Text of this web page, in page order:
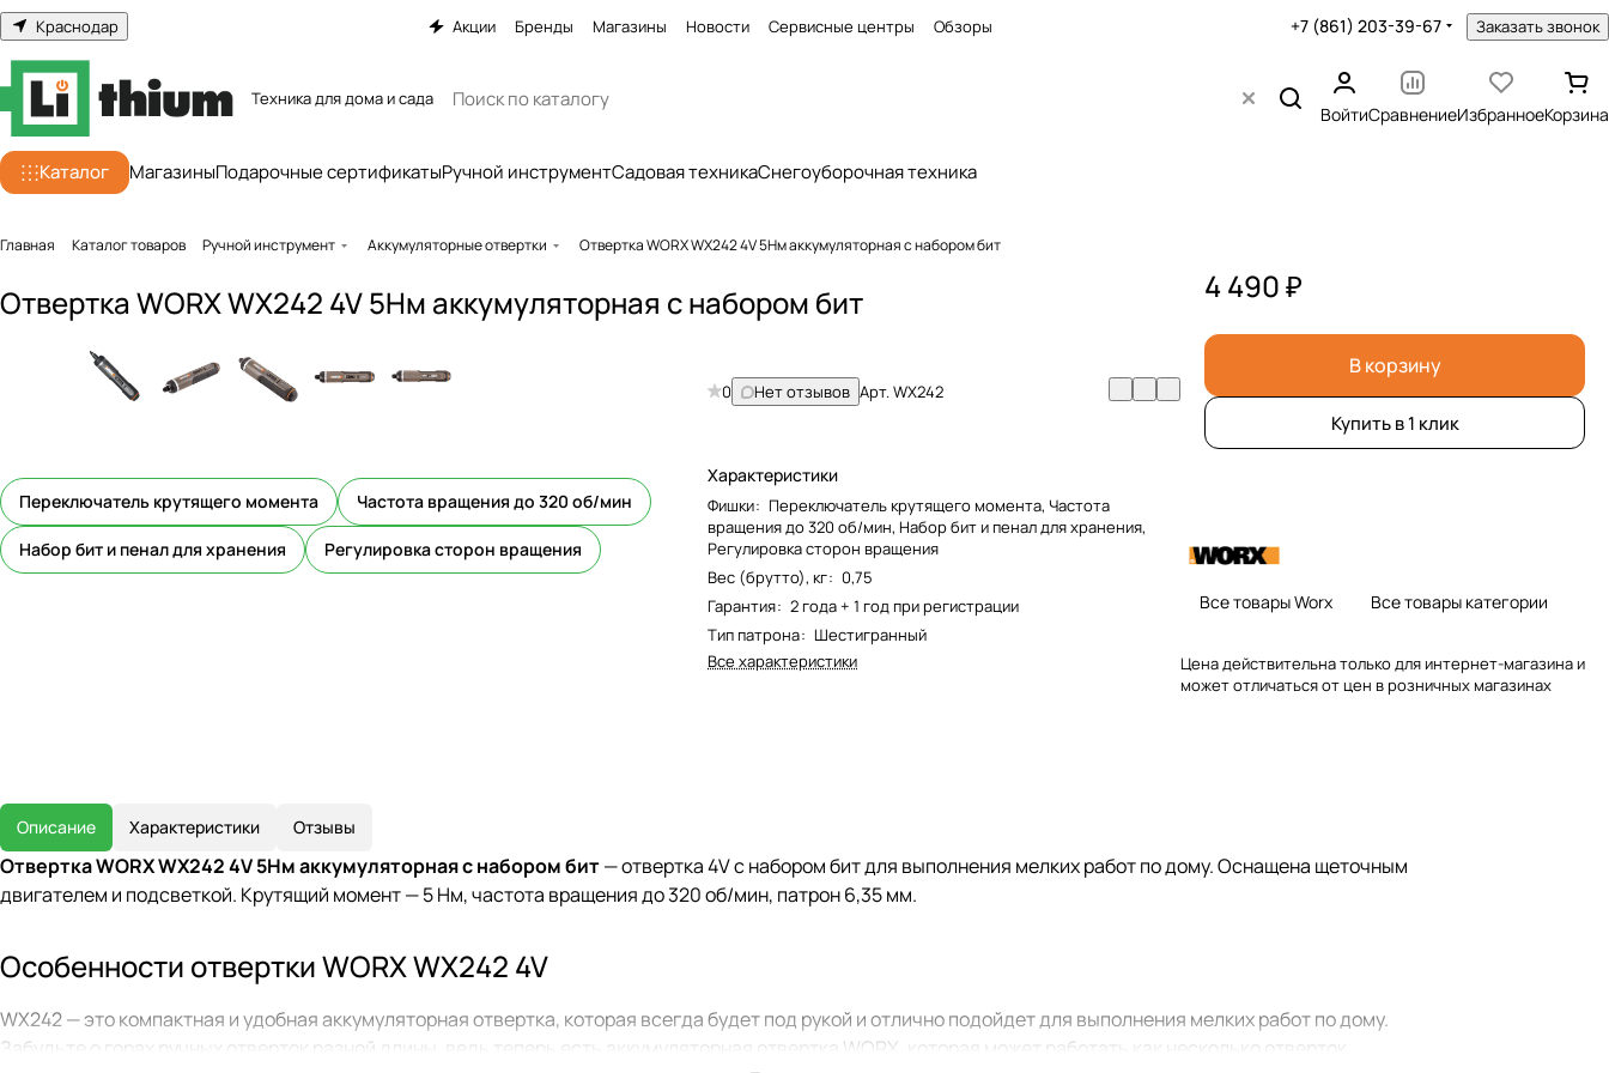
Краснодар Акции Бренды Магазины Новости Сервисные центры Обзоры +7 (861) 203-39-67 Заказать звонок
Техника для дома и сада
ВойтиСравнениеИзбранноеКорзина
Каталог МагазиныПодарочные сертификатыРучной инструментСадовая техникаСнегоуборочная техника
Главная Каталог товаров Ручной инструмент Аккумуляторные отвертки Отвертка WORX WX242 4V 5Нм аккумуляторная с набором бит
Отвертка WORX WX242 4V 5Нм аккумуляторная с набором бит
Переключатель крутящего момента Частота вращения до 320 об/мин
Набор бит и пенал для хранения Регулировка сторон вращения
0 Нет отзывов Арт.WX242
Характеристики
Фишки: Переключатель крутящего момента, Частота
вращения до 320 об/мин, Набор бит и пенал для хранения,
Регулировка сторон вращения
Вес (брутто), кг: 0,75
Гарантия: 2 года + 1 год при регистрации
Тип патрона: Шестигранный
Все характеристики
4 490 ₽
В корзину
Купить в 1 клик
Все товары Worx Все товары категории
Цена действительна только для интернет-магазина и
может отличаться от цен в розничных магазинах
Описание Характеристики Отзывы
Отвертка WORX WX242 4V 5Нм аккумуляторная с набором бит— отвертка 4V с набором бит для выполнения мелких работ по дому. Оснащена щеточным
двигателем и подсветкой. Крутящий момент — 5 Нм, частота вращения до 320 об/мин, патрон 6,35 мм.
Особенности отвертки WORX WX242 4V
WX242 — это компактная и удобная аккумуляторная отвертка, которая всегда будет под рукой и отлично подойдет для выполнения мелких работ по дому.
Забудьте о горах ручных отверток разной длины, ведь теперь есть аккумуляторная отвертка WORX, которая может работать как несколько отверток